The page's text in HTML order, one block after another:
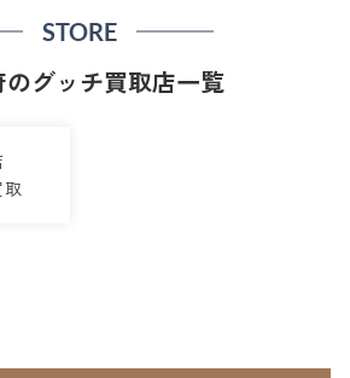
STORE
のグッチ買取店一覧
取